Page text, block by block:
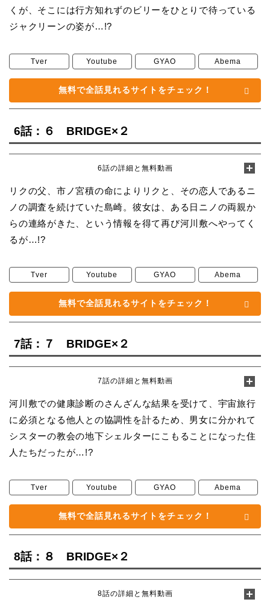
くが、そこには行方知れずのビリーをひとりで待っている
ジャクリーンの姿が…!?
Tver Youtube GYAO Abema
無料で全話見れるサイトをチェック！
6話：６ BRIDGE×２
6話の詳細と無料動画
リクの父、市ノ宮積の命によりリクと、その恋人であるニ
ノの調査を続けていた島崎。彼女は、ある日ニノの両親か
らの連絡がきた、という情報を得て再び河川敷へやってく
るが…!?
Tver Youtube GYAO Abema
無料で全話見れるサイトをチェック！
7話：７ BRIDGE×２
7話の詳細と無料動画
河川敷での健康診断のさんざんな結果を受けて、宇宙旅行
に必須となる他人との協調性を計るため、男女に分かれて
シスターの教会の地下シェルターにこもることになった住
人たちだったが…!?
Tver Youtube GYAO Abema
無料で全話見れるサイトをチェック！
8話：８ BRIDGE×２
8話の詳細と無料動画